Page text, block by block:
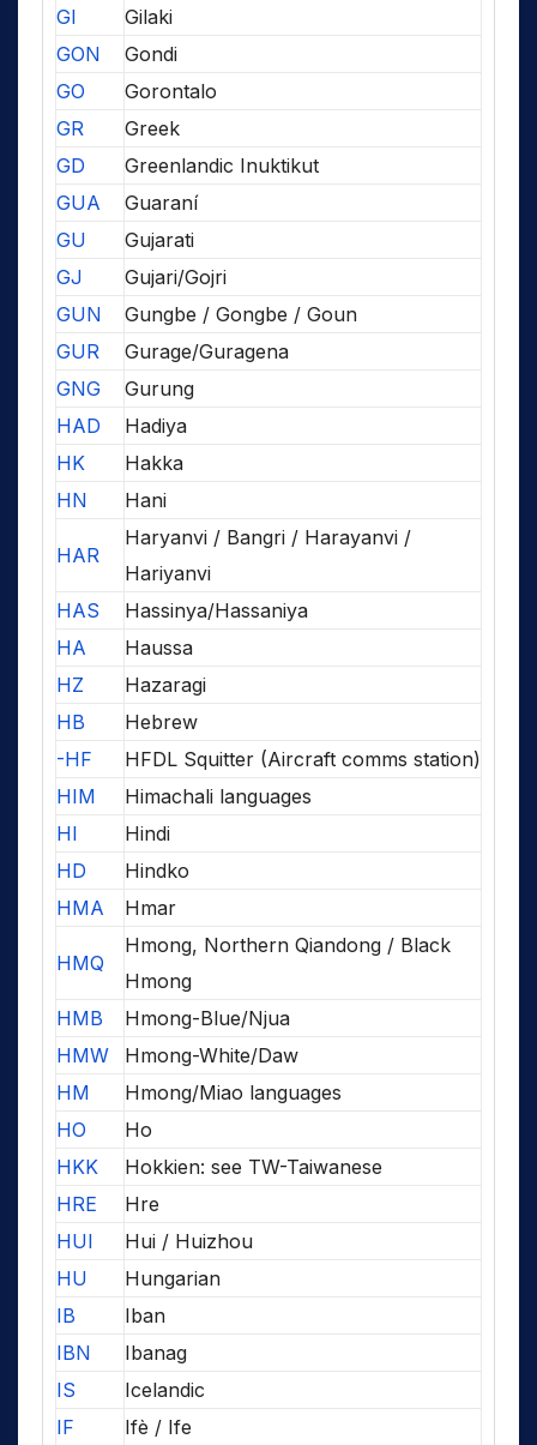
GI
Gilaki
GON
Gondi
GO
Gorontalo
GR
Greek
GD
Greenlandic Inuktikut
GUA
Guaraní
GU
Gujarati
GJ
Gujari/Gojri
GUN
Gungbe / Gongbe / Goun
GUR
Gurage/Guragena
GNG
Gurung
HAD
Hadiya
HK
Hakka
HN
Hani
HAR
Haryanvi / Bangri / Harayanvi /
Hariyanvi
HAS
Hassinya/Hassaniya
HA
Haussa
HZ
Hazaragi
HB
Hebrew
-HF
HFDL Squitter (Aircraft comms station)
HIM
Himachali languages
HI
Hindi
HD
Hindko
HMA
Hmar
HMQ
Hmong, Northern Qiandong / Black
Hmong
HMB
Hmong-Blue/Njua
HMW
Hmong-White/Daw
HM
Hmong/Miao languages
HO
Ho
HKK
Hokkien: see TW-Taiwanese
HRE
Hre
HUI
Hui / Huizhou
HU
Hungarian
IB
Iban
IBN
Ibanag
IS
Icelandic
IF
Ifè / Ife